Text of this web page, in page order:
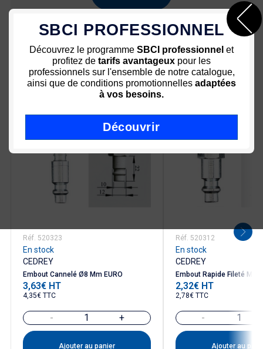
Nous vous recommandons
Réf. 520323
En stock
CEDREY
Embout Cannelé Ø8 Mm EURO
Prix
3,63€ HT
4,35€ TTC
- +
Ajouter au panier
Réf. 520312
En stock
CEDREY
Embout Rapide Fileté Mâle
Prix
2,32€ HT
2,78€ TTC
-
Ajouter au
SBCI PROFESSIONNEL
Découvrez le programme SBCI professionnel et
profitez de tarifs avantageux pour les
professionnels sur l'ensemble de notre catalogue,
ainsi que de conditions promotionnelles adaptées
à vos besoins.
Découvrir